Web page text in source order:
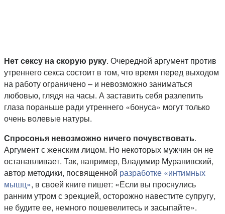
Нет сексу на скорую руку. Очередной аргумент против
утреннего секса состоит в том, что время перед выходом
на работу ограничено – и невозможно заниматься
любовью, глядя на часы. А заставить себя разлепить
глаза пораньше ради утреннего «бонуса» могут только
очень волевые натуры.
Спросонья невозможно ничего почувствовать.
Аргумент с женским лицом. Но некоторых мужчин он не
останавливает. Так, например, Владимир Муранивский,
автор методики, посвященной разработке «интимных
мышц», в своей книге пишет: «Если вы проснулись
ранним утром с эрекцией, осторожно навестите супругу,
не будите ее, немного пошевелитесь и засыпайте».